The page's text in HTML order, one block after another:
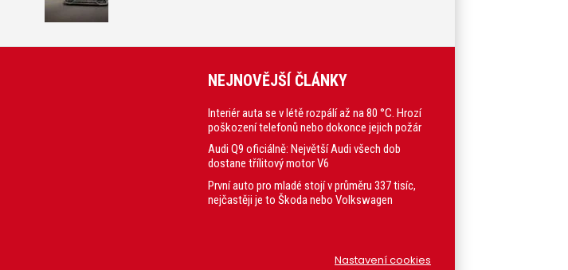
NEJNOVĚJŠÍ ČLÁNKY
Interiér auta se v létě rozpálí až na 80 °C. Hrozí
poškození telefonů nebo dokonce jejich požár
Audi Q9 oficiálně: Největší Audi všech dob
dostane třílitový motor V6
První auto pro mladé stojí v průměru 337 tisíc,
nejčastěji je to Škoda nebo Volkswagen
Nastavení cookies